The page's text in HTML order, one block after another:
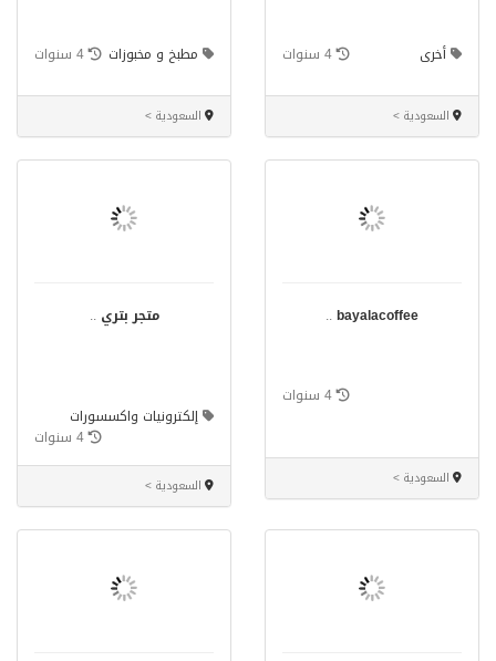
أخرى 4 سنوات
السعودية >
مطبخ و مخبوزات 4 سنوات
السعودية >
bayalacoffee
..
4 سنوات
السعودية >
متجر بتري ..
إلكترونيات واكسسورات
4 سنوات
السعودية >